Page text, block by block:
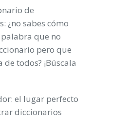
de
¿no sabes cómo
que no
pero que
de todos? ¡Búscala
el lugar perfecto
diccionarios